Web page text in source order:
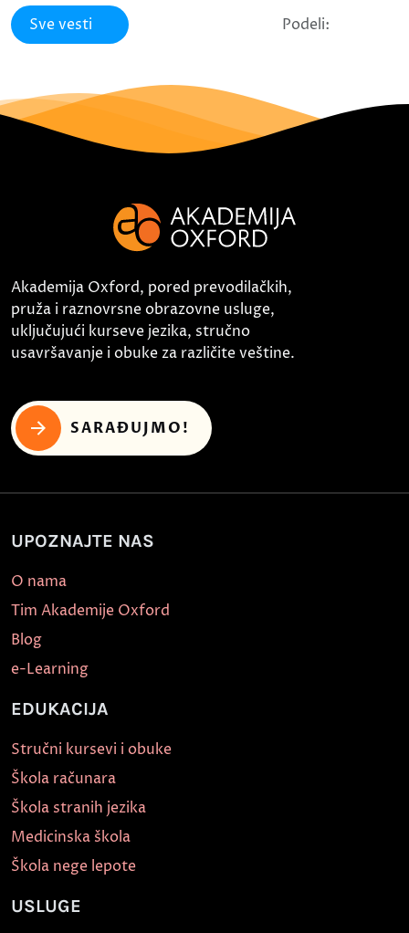
Sve vesti Podeli:
Akademija Oxford, pored prevodilačkih,
pruža i raznovrsne obrazovne usluge,
uključujući kurseve jezika, stručno
usavršavanje i obuke za različite veštine.
SARAĐUJMO!
UPOZNAJTE NAS
O nama
Tim Akademije Oxford
Blog
e-Learning
EDUKACIJA
Stručni kursevi i obuke
Škola računara
Škola stranih jezika
Medicinska škola
Škola nege lepote
USLUGE